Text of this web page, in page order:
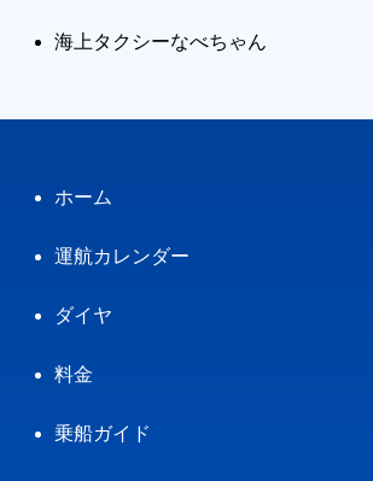
海上タクシーなべちゃん
ホーム
運航カレンダー
ダイヤ
料金
乗船ガイド